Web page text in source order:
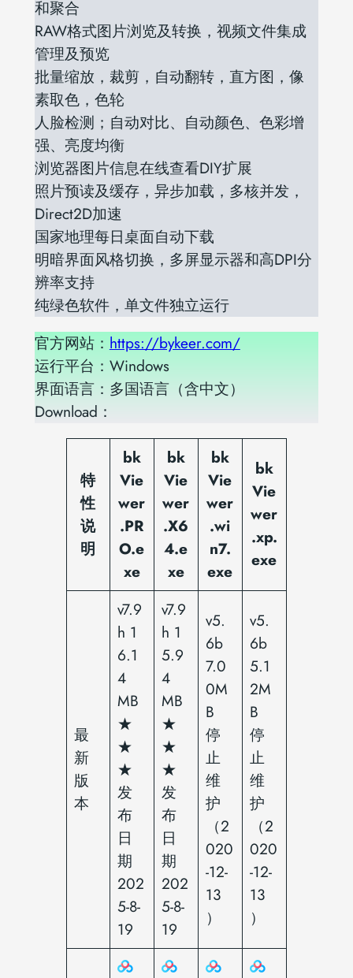
和聚合
RAW格式图片浏览及转换，视频文件集成
管理及预览
批量缩放，裁剪，自动翻转，直方图，像
素取色，色轮
人脸检测；自动对比、自动颜色、色彩增
强、亮度均衡
浏览器图片信息在线查看DIY扩展
照片预读及缓存，异步加载，多核并发，
Direct2D加速
国家地理每日桌面自动下载
明暗界面风格切换，多屏显示器和高DPI分
辨率支持
纯绿色软件，单文件独立运行
官方网站： https://bykeer.com/
运行平台：Windows
界面语言：多国语言（含中文）
Download：
特
性
说
明
bk
Vie
wer
.PR
O.e
xe
bk
Vie
wer
.X6
4.e
xe
bk
Vie
wer
.wi
n7.
exe
bk
Vie
wer
.xp.
exe
最
新
版
本
v7.9
h 1
6.1
4
MB
★
★
★
发
布
日
期
202
5-8-
19
v7.9
h 1
5.9
4
MB
★
★
★
发
布
日
期
202
5-8-
19
v5.
6b
7.0
0M
B
停
止
维
护
（2
020
-12-
13
）
v5.
6b
5.1
2M
B
停
止
维
护
（2
020
-12-
13
）